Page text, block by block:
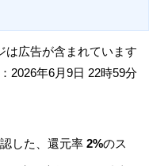
は広告が含まれています
2026年6月9日 22時59分
した、還元率 2%のス